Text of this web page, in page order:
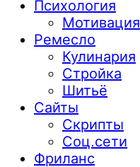
Психология
Мотивация
Ремесло
Кулинария
Стройка
Шитьё
Сайты
Скрипты
Соц.сети
Фриланс